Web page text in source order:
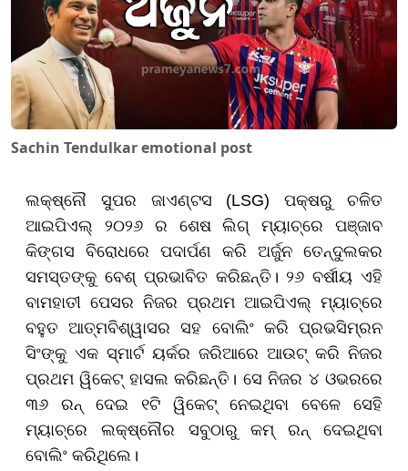
Sachin Tendulkar emotional post
ଲକ୍ଷ୍ନୌ ସୁପର ଜାଏଣ୍ଟସ (LSG) ପକ୍ଷରୁ ଚଳିତ
ଆଇପିଏଲ୍ ୨୦୨୬ ର ଶେଷ ଲିଗ୍ ମ୍ୟାଚ୍‌ରେ ପଞ୍ଜାବ
କିଙ୍ଗସ ବିରୋଧରେ ପଦାର୍ପଣ କରି ଅର୍ଜୁନ ତେନ୍ଦୁଲକର
ସମସ୍ତଙ୍କୁ ବେଶ୍ ପ୍ରଭାବିତ କରିଛନ୍ତି। ୨୬ ବର୍ଷୀୟ ଏହି
ବାମହାତୀ ପେସର ନିଜର ପ୍ରଥମ ଆଇପିଏଲ୍ ମ୍ୟାଚ୍‌ରେ
ବହୁତ ଆତ୍ମବିଶ୍ୱାସର ସହ ବୋଲିଂ କରି ପ୍ରଭସିମ୍ରନ
ସିଂଙ୍କୁ ଏକ ସ୍ମାର୍ଟ ୟର୍କର ଜରିଆରେ ଆଉଟ୍ କରି ନିଜର
ପ୍ରଥମ ୱିକେଟ୍ ହାସଲ କରିଛନ୍ତି। ସେ ନିଜର ୪ ଓଭରରେ
୩୬ ରନ୍ ଦେଇ ୧ଟି ୱିକେଟ୍ ନେଇଥିବା ବେଳେ ସେହି
ମ୍ୟାଚ୍‌ରେ ଲକ୍ଷ୍ନୌର ସବୁଠାରୁ କମ୍ ରନ୍ ଦେଇଥିବା
ବୋଲିଂ କରିଥିଲେ।